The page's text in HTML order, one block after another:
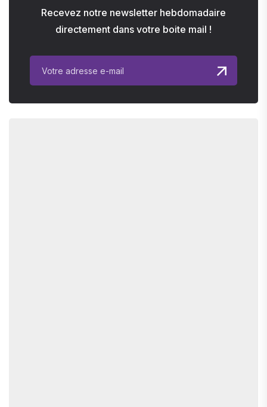
Recevez notre newsletter hebdomadaire
directement dans votre boite mail !